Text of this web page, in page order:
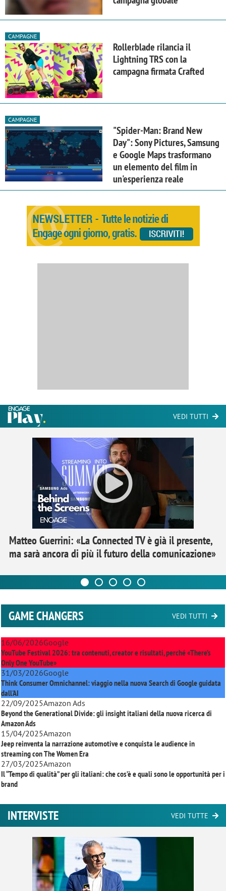
CAMPAGNE
Rollerblade rilancia il
Lightning TRS con la
campagna firmata Crafted
CAMPAGNE
"Spider-Man: Brand New
Day": Sony Pictures, Samsung
e Google Maps trasformano
un elemento del film in
un'esperienza reale
VEDI TUTTI
Matteo Guerrini: «La Connected TV è già il presente,
ma sarà ancora di più il futuro della comunicazione»
GAME CHANGERS VEDI TUTTI
16/06/2026Google
YouTube Festival 2026: tra contenuti, creator e risultati, perché «There’s
Only One YouTube»
31/03/2026Google
Think Consumer Omnichannel: viaggio nella nuova Search di Google guidata
dall'AI
22/09/2025Amazon Ads
Beyond the Generational Divide: gli insight italiani della nuova ricerca di
Amazon Ads
15/04/2025Amazon
Jeep reinventa la narrazione automotive e conquista le audience in
streaming conThe Women Era
27/03/2025Amazon
Il “Tempo di qualità” per gli italiani: che cos’è e quali sono le opportunità per i
brand
INTERVISTE VEDI TUTTE